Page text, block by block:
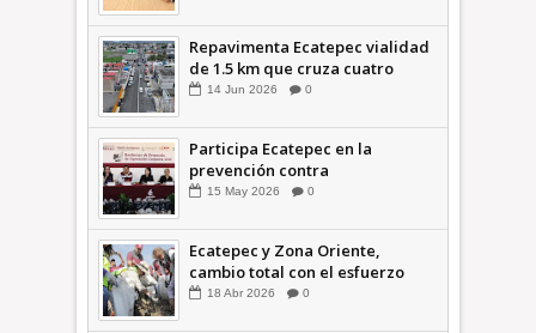
Repavimenta Ecatepec vialidad
de 1.5 km que cruza cuatro
comunidades +Video
14 Jun 2026 0
Participa Ecatepec en la
prevención contra
inundaciones en el Valle de
15 May 2026 0
Ecatepec y Zona Oriente,
cambio total con el esfuerzo
conjunto: Azucena; retiran 21
18 Abr 2026 0